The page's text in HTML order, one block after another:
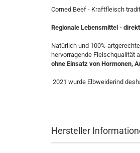
Corned Beef - Kraftfleisch
Regionale Lebensmittel -
Natürlich und 100%
hervorragende Fleischqualität
ohne Einsatz von Hormonen,
2021 wurde Elbweiderind
Hersteller